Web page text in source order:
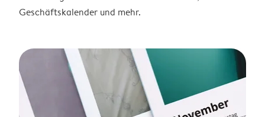
Geschäftskalender und mehr.